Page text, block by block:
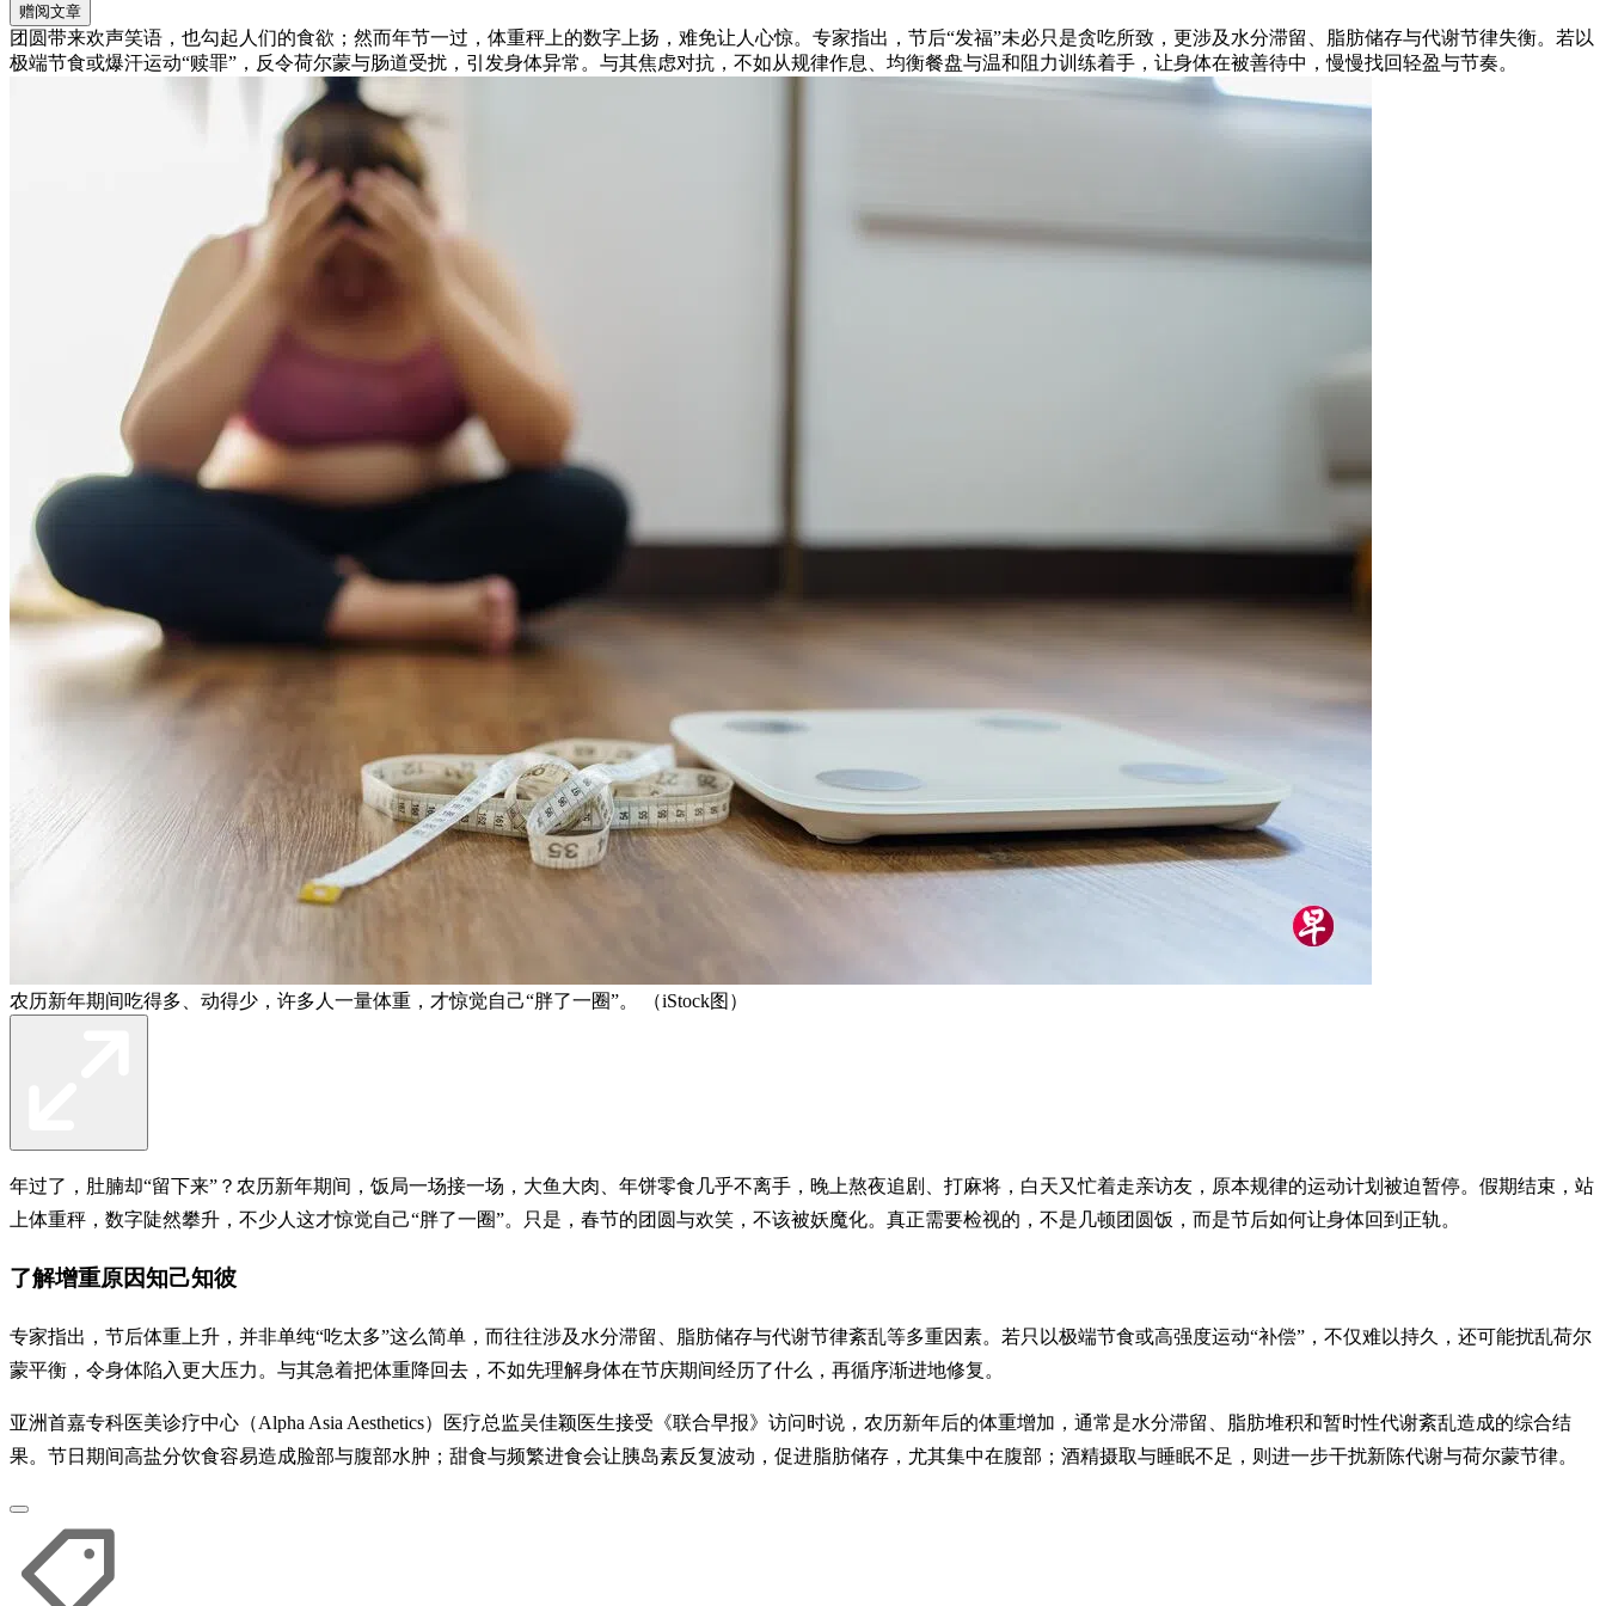
赠阅文章
团圆带来欢声笑语，也勾起人们的食欲；然而年节一过，体重秤上的数字上扬，难免让人心惊。专家指出，节后“发福”未必只是贪吃所致，更涉及水分滞留、脂肪储存与代谢节律失衡。若以
极端节食或爆汗运动“赎罪”，反令荷尔蒙与肠道受扰，引发身体异常。与其焦虑对抗，不如从规律作息、均衡餐盘与温和阻力训练着手，让身体在被善待中，慢慢找回轻盈与节奏。
农历新年期间吃得多、动得少，许多人一量体重，才惊觉自己“胖了一圈”。 （iStock图）
年过了，肚腩却“留下来”？农历新年期间，饭局一场接一场，大鱼大肉、年饼零食几乎不离手，晚上熬夜追剧、打麻将，白天又忙着走亲访友，原本规律的运动计划被迫暂停。假期结束，站
上体重秤，数字陡然攀升，不少人这才惊觉自己“胖了一圈”。只是，春节的团圆与欢笑，不该被妖魔化。真正需要检视的，不是几顿团圆饭，而是节后如何让身体回到正轨。
了解增重原因知己知彼
专家指出，节后体重上升，并非单纯“吃太多”这么简单，而往往涉及水分滞留、脂肪储存与代谢节律紊乱等多重因素。若只以极端节食或高强度运动“补偿”，不仅难以持久，还可能扰乱荷尔
蒙平衡，令身体陷入更大压力。与其急着把体重降回去，不如先理解身体在节庆期间经历了什么，再循序渐进地修复。
亚洲首嘉专科医美诊疗中心（Alpha Asia Aesthetics）医疗总监吴佳颖医生接受《联合早报》访问时说，农历新年后的体重增加，通常是水分滞留、脂肪堆积和暂时性代谢紊乱造成的综合结
果。节日期间高盐分饮食容易造成脸部与腹部水肿；甜食与频繁进食会让胰岛素反复波动，促进脂肪储存，尤其集中在腹部；酒精摄取与睡眠不足，则进一步干扰新陈代谢与荷尔蒙节律。